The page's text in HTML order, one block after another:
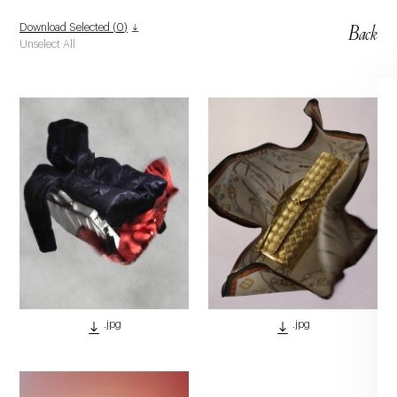
Back
Download Selected (0)
Unselect All
.jpg .jpg